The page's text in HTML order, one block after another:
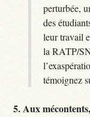
perturbée,
des
leur travail
la RATP/
témoignez
5.Aux